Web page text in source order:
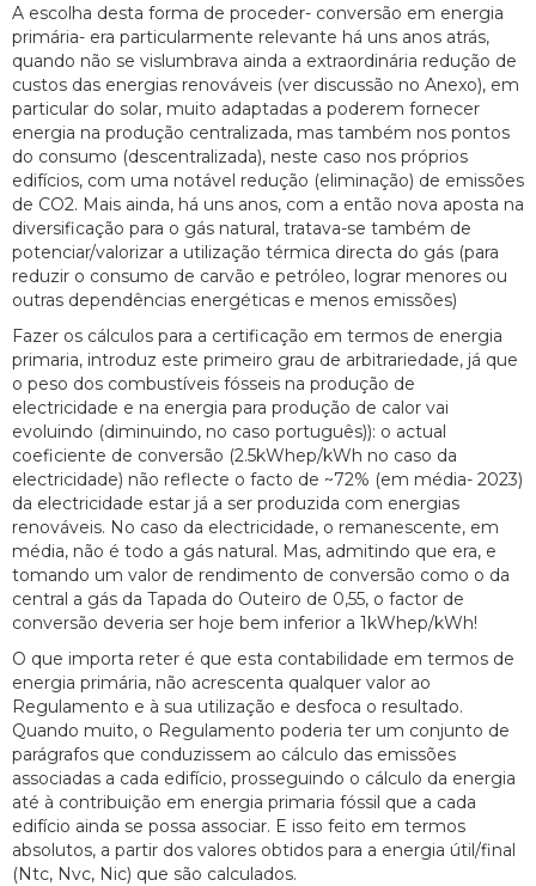
A escolha desta forma de proceder- conversão em energia
primária- era particularmente relevante há uns anos atrás,
quando não se vislumbrava ainda a extraordinária redução de
custos das energias renováveis (ver discussão no Anexo), em
particular do solar, muito adaptadas a poderem fornecer
energia na produção centralizada, mas também nos pontos
do consumo (descentralizada), neste caso nos próprios
edifícios, com uma notável redução (eliminação) de emissões
de CO2. Mais ainda, há uns anos, com a então nova aposta na
diversificação para o gás natural, tratava-se também de
potenciar/valorizar a utilização térmica directa do gás (para
reduzir o consumo de carvão e petróleo, lograr menores ou
outras dependências energéticas e menos emissões)
Fazer os cálculos para a certificação em termos de energia
primaria, introduz este primeiro grau de arbitrariedade, já que
o peso dos combustíveis fósseis na produção de
electricidade e na energia para produção de calor vai
evoluindo (diminuindo, no caso português)): o actual
coeficiente de conversão (2.5kWhep/kWh no caso da
electricidade) não reflecte o facto de ~72% (em média- 2023)
da electricidade estar já a ser produzida com energias
renováveis. No caso da electricidade, o remanescente, em
média, não é todo a gás natural. Mas, admitindo que era, e
tomando um valor de rendimento de conversão como o da
central a gás da Tapada do Outeiro de 0,55, o factor de
conversão deveria ser hoje bem inferior a 1kWhep/kWh!
O que importa reter é que esta contabilidade em termos de
energia primária, não acrescenta qualquer valor ao
Regulamento e à sua utilização e desfoca o resultado.
Quando muito, o Regulamento poderia ter um conjunto de
parágrafos que conduzissem ao cálculo das emissões
associadas a cada edifício, prosseguindo o cálculo da energia
até à contribuição em energia primaria fóssil que a cada
edifício ainda se possa associar. E isso feito em termos
absolutos, a partir dos valores obtidos para a energia útil/final
(Ntc, Nvc, Nic) que são calculados.